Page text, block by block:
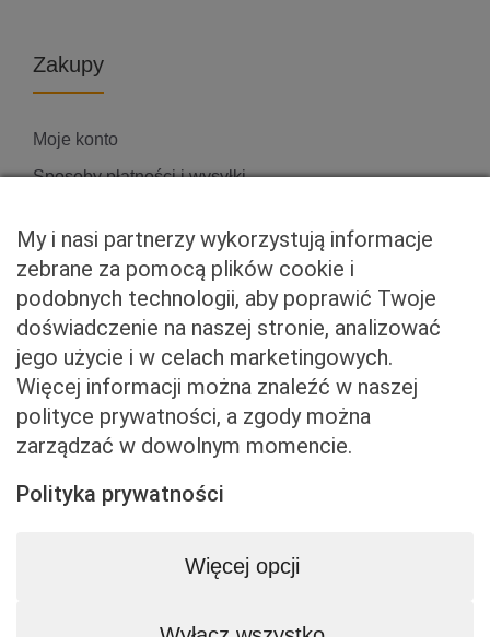
Zakupy
Moje konto
Sposoby płatności i wysyłki
Właściciel serwisu
Baveno Sp. z o. o.
Czerniakowska 71/408a
00-715 Warszawa
NIP: 5273093569
KRS: 0001081683
+48 692 642 814
My i nasi partnerzy wykorzystują informacje
zebrane za pomocą plików cookie i
podobnych technologii, aby poprawić Twoje
doświadczenie na naszej stronie, analizować
jego użycie i w celach marketingowych.
Więcej informacji można znaleźć w naszej
polityce prywatności, a zgody można
zarządzać w dowolnym momencie.
Polityka prywatności
Więcej opcji